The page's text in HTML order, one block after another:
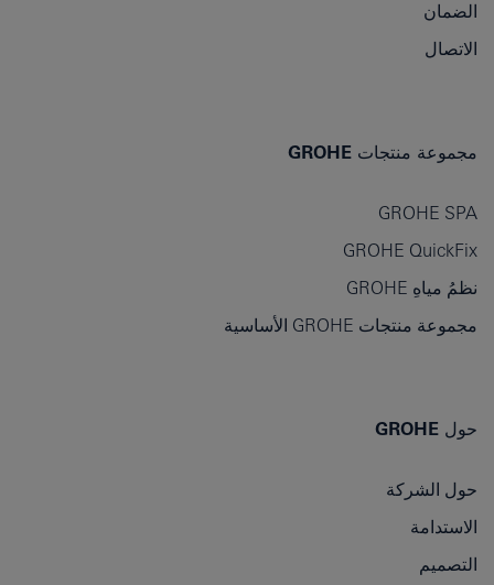
الضمان
الاتصال
مجموعة منتجات GROHE
GROHE SPA
GROHE QuickFix
نظمُ مياهِ GROHE
مجموعة منتجات GROHE الأساسية
حول GROHE
حول الشركة
الاستدامة
التصميم